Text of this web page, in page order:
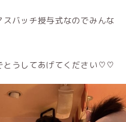
スバッチ授与式なのでみんな
とうしてあげてください♡♡